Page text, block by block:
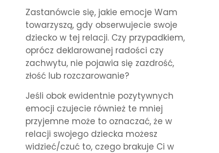
Zastanówcie się, jakie emocje Wam
towarzyszą, gdy obserwujecie swoje
dziecko w tej relacji. Czy przypadkiem,
oprócz deklarowanej radości czy
zachwytu, nie pojawia się zazdrość,
złość lub rozczarowanie?
Jeśli obok ewidentnie pozytywnych
emocji czujecie również te mniej
przyjemne może to oznaczać, żew
relacji swojego dziecka możesz
widzieć/czuć to, czego brakuje Ci w